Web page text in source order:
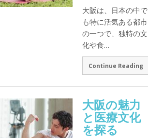
大阪は、日本の中で
も特に活気ある都市
の一つで、独特の文
化や食…
Continue Reading
大阪の魅力
と医療文化
を探る